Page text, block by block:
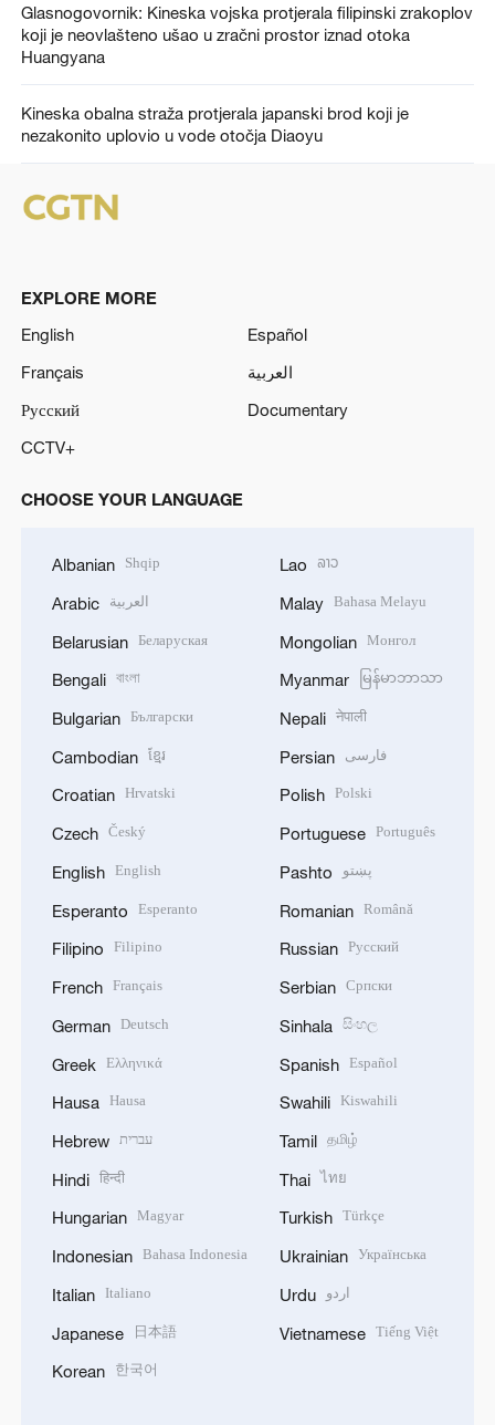
Glasnogovornik: Kineska vojska protjerala filipinski zrakoplov
koji je neovlašteno ušao u zračni prostor iznad otoka
Huangyana
Kineska obalna straža protjerala japanski brod koji je
nezakonito uplovio u vode otočja Diaoyu
EXPLORE MORE
English
Español
Français
العربية
Русский
Documentary
CCTV+
CHOOSE YOUR LANGUAGE
Albanian Shqip
Arabic العربية
Belarusian Беларуская
Bengali বাংলা
Bulgarian Български
Cambodian ខ្មែរ
Croatian Hrvatski
Czech Český
English English
Esperanto Esperanto
Filipino Filipino
French Français
German Deutsch
Greek Ελληνικά
Hausa Hausa
Hebrew עברית
Hindi हिन्दी
Hungarian Magyar
Indonesian Bahasa Indonesia
Italian Italiano
Japanese 日本語
Korean 한국어
Lao ລາວ
Malay Bahasa Melayu
Mongolian Монгол
Myanmar မြန်မာဘာသာ
Nepali नेपाली
Persian فارسی
Polish Polski
Portuguese Português
Pashto پښتو
Romanian Română
Russian Русский
Serbian Српски
Sinhala සිංහල
Spanish Español
Swahili Kiswahili
Tamil தமிழ்
Thai ไทย
Turkish Türkçe
Ukrainian Українська
Urdu اردو
Vietnamese Tiếng Việt